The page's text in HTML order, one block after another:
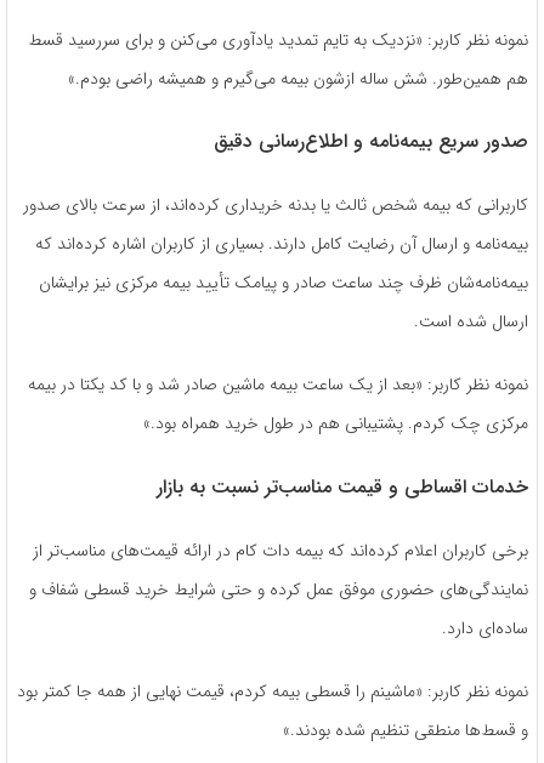
نمونه نظر کاربر: «نزدیک به تایم تمدید یادآوری می‌کنن و برای سررسید قسط
هم همین‌طور. شش ساله ازشون بیمه می‌گیرم و همیشه راضی بودم.»
صدور سریع بیمه‌نامه و اطلاع‌رسانی دقیق
کاربرانی که بیمه شخص ثالث یا بدنه خریداری کرده‌اند، از سرعت بالای صدور
بیمه‌نامه و ارسال آن رضایت کامل دارند. بسیاری از کاربران اشاره کرده‌اند که
بیمه‌نامه‌شان ظرف چند ساعت صادر و پیامک تأیید بیمه مرکزی نیز برایشان
ارسال شده است.
نمونه نظر کاربر: «بعد از یک ساعت بیمه ماشین صادر شد و با کد یکتا در بیمه
مرکزی چک کردم. پشتیبانی هم در طول خرید همراه بود.»
خدمات اقساطی و قیمت مناسب‌تر نسبت به بازار
برخی کاربران اعلام کرده‌اند که بیمه دات کام در ارائه قیمت‌های مناسب‌تر از
نمایندگی‌های حضوری موفق عمل کرده و حتی شرایط خرید قسطی شفاف و
ساده‌ای دارد.
نمونه نظر کاربر: «ماشینم را قسطی بیمه کردم، قیمت نهایی از همه جا کمتر بود
و قسط‌ها منطقی تنظیم شده بودند.»